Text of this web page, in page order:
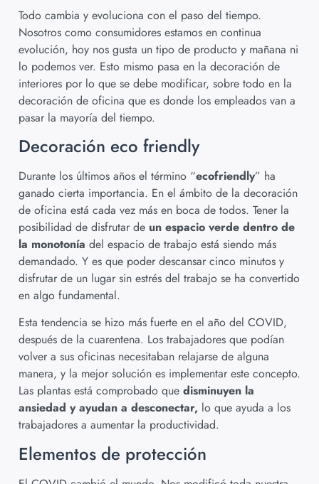
Todo cambia y evoluciona con el paso del tiempo.
Nosotros como consumidores estamos en continua
evolución, hoy nos gusta un tipo de producto y mañana ni
lo podemos ver. Esto mismo pasa en la decoración de
interiores por lo que se debe modificar, sobre todo en la
decoración de oficina que es donde los empleados van a
pasar la mayoría del tiempo.
Decoración eco friendly
Durante los últimos años el término “ecofriendly” ha
ganado cierta importancia. En el ámbito de la decoración
de oficina está cada vez más en boca de todos. Tener la
posibilidad de disfrutar de un espacio verde dentro de
la monotonía del espacio de trabajo está siendo más
demandado. Y es que poder descansar cinco minutos y
disfrutar de un lugar sin estrés del trabajo se ha convertido
en algo fundamental.
Esta tendencia se hizo más fuerte en el año del COVID,
después de la cuarentena. Los trabajadores que podían
volver a sus oficinas necesitaban relajarse de alguna
manera, y la mejor solución es implementar este concepto.
Las plantas está comprobado que disminuyen la
ansiedad y ayudan a desconectar, lo que ayuda a los
trabajadores a aumentar la productividad.
Elementos de protección